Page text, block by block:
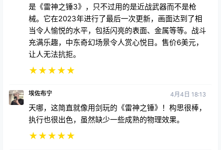
是《雷神之锤3》，只不过用的是近战武器而不是枪
械。它在2023年进行了最后一次更新，画面达到了相
当令人愉悦的水平，包括闪亮的表面、金属等等。战斗
充满乐趣，中东奇幻场景令人赏心悦目。售价6美元，
让人无法抗拒。
★★★★★
埃佐布宁 4月4日 18:13
天哪，这简直就像用剑玩的《雷神之锤》！构思很棒，
执行也很出色，虽然缺少一些成熟的物理效果。
★★★★★